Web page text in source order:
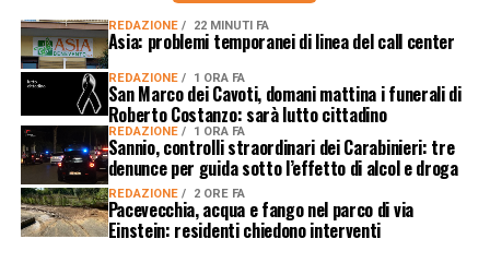
REDAZIONE 22 MINUTI FA
Asia: problemi temporanei di linea del call center
REDAZIONE 1 ORA FA
San Marco dei Cavoti, domani mattina i funerali di
Roberto Costanzo: sarà lutto cittadino
REDAZIONE 1 ORA FA
Sannio, controlli straordinari dei Carabinieri: tre
denunce per guida sotto l’effetto di alcol e droga
REDAZIONE 2 ORE FA
Pacevecchia, acqua e fango nel parco di via
Einstein: residenti chiedono interventi